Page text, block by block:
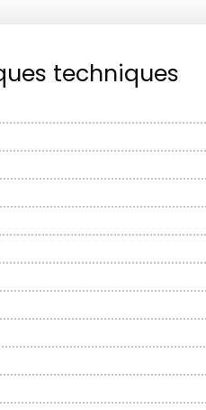
techniques